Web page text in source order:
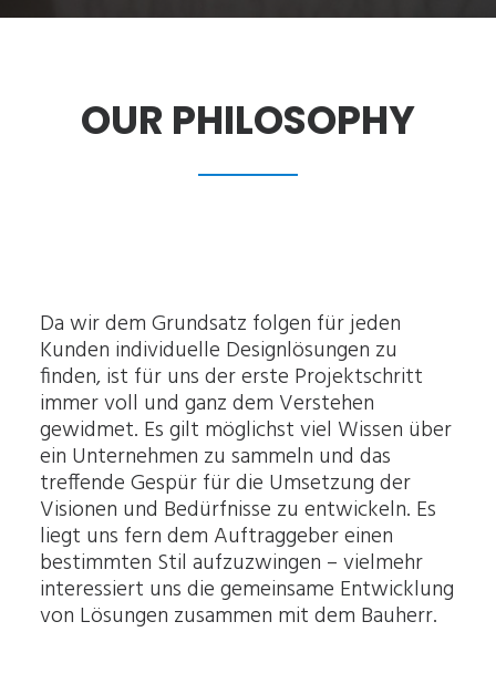
OUR PHILOSOPHY
Da wir dem Grundsatz folgen für jeden
Kunden individuelle Designlösungen zu
finden, ist für uns der erste Projektschritt
immer voll und ganz dem Verstehen
gewidmet. Es gilt möglichst viel Wissen über
ein Unternehmen zu sammeln und das
treffende Gespür für die Umsetzung der
Visionen und Bedürfnisse zu entwickeln. Es
liegt uns fern dem Auftraggeber einen
bestimmten Stil aufzuzwingen – vielmehr
interessiert uns die gemeinsame Entwicklung
von Lösungen zusammen mit dem Bauherr.